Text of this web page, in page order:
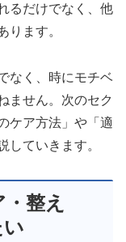
るだけでなく、他
ります。
なく、時にモチベ
ません。次のセク
ケア方法」や「適
していきます。
整え